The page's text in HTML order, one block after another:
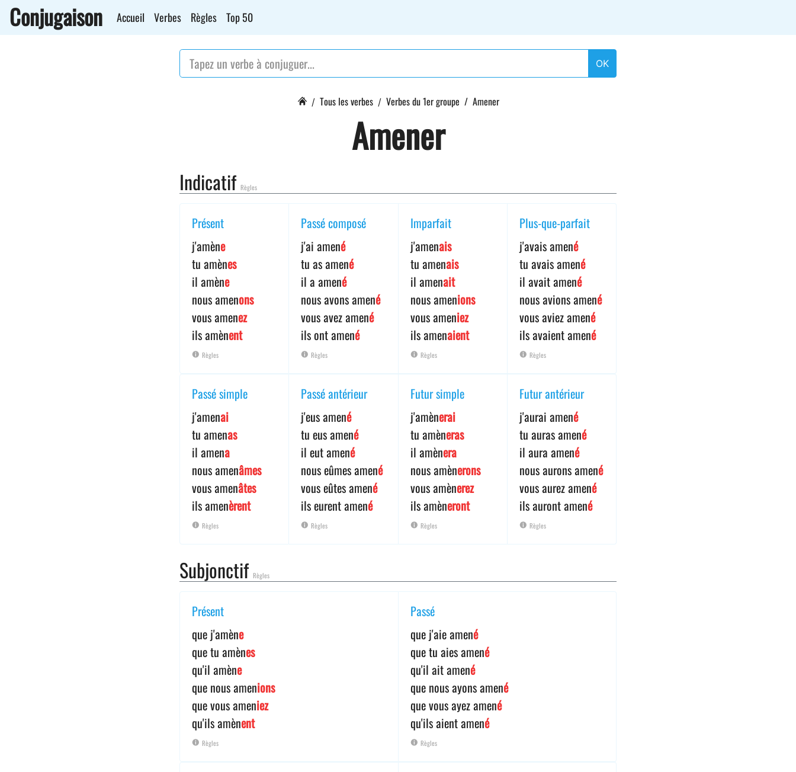
Conjugaison Accueil Verbes Règles Top 50
OK
Tous les verbes Verbes du 1er groupe Amener
Amener
Indicatif Règles
Présent
j'amène
tu amènes
il amène
nous amenons
vous amenez
ils amènent
Règles
Passé composé
j'ai amené
tu as amené
il a amené
nous avons amené
vous avez amené
ils ont amené
Règles
Imparfait
j'amenais
tu amenais
il amenait
nous amenions
vous ameniez
ils amenaient
Règles
Plus-que-parfait
j'avais amené
tu avais amené
il avait amené
nous avions amené
vous aviez amené
ils avaient amené
Règles
Passé simple
j'amenai
tu amenas
il amena
nous amenâmes
vous amenâtes
ils amenèrent
Règles
Passé antérieur
j'eus amené
tu eus amené
il eut amené
nous eûmes amené
vous eûtes amené
ils eurent amené
Règles
Futur simple
j'amènerai
tu amèneras
il amènera
nous amènerons
vous amènerez
ils amèneront
Règles
Futur antérieur
j'aurai amené
tu auras amené
il aura amené
nous aurons amené
vous aurez amené
ils auront amené
Règles
Subjonctif Règles
Présent
que j'amène
que tu amènes
qu'il amène
que nous amenions
que vous ameniez
qu'ils amènent
Règles
Passé
que j'aie amené
que tu aies amené
qu'il ait amené
que nous ayons amené
que vous ayez amené
qu'ils aient amené
Règles